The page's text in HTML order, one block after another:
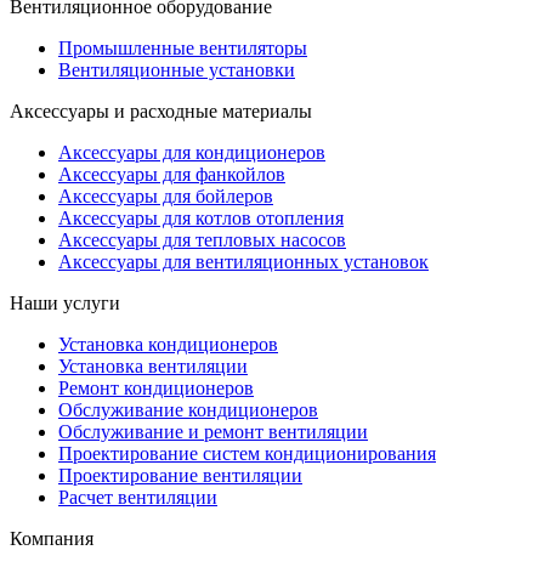
Вентиляционное оборудование
Промышленные вентиляторы
Вентиляционные установки
Аксессуары и расходные материалы
Аксессуары для кондиционеров
Аксессуары для фанкойлов
Аксессуары для бойлеров
Аксессуары для котлов отопления
Аксессуары для тепловых насосов
Аксессуары для вентиляционных установок
Наши услуги
Установка кондиционеров
Установка вентиляции
Ремонт кондиционеров
Обслуживание кондиционеров
Обслуживание и ремонт вентиляции
Проектирование систем кондиционирования
Проектирование вентиляции
Расчет вентиляции
Компания